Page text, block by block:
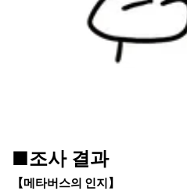
■조사 결과
【메타버스의 인지】